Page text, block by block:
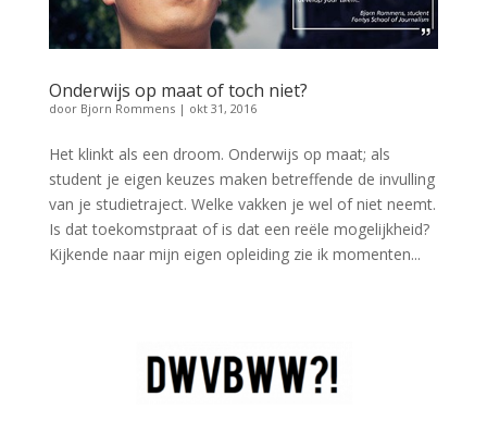
Onderwijs op maat of toch niet?
door Bjorn Rommens| okt 31, 2016
Het klinkt als een droom. Onderwijs op maat; als
student je eigen keuzes maken betreffende de invulling
van je studietraject. Welke vakken je wel of niet neemt.
Is dat toekomstpraat of is dat een reële mogelijkheid?
Kijkende naar mijn eigen opleiding zie ik momenten...